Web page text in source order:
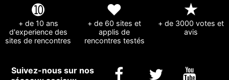
➓
+ de 10 ans
d'experience des
sites de rencontres
❤
+ de 60 sites et
applis de
rencontres testés
★
+ de 3000 votes et
avis
Suivez-nous sur nos